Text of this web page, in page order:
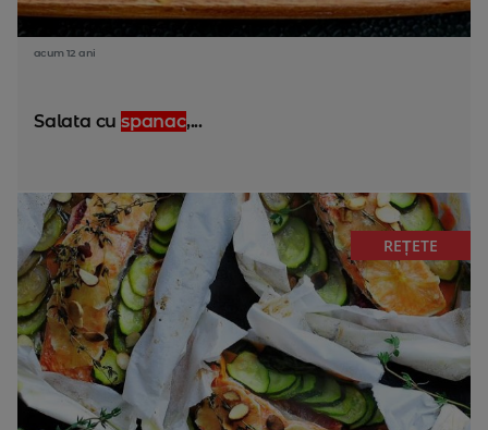
acum 12 ani
Salata cuspanac,...
REȚETE